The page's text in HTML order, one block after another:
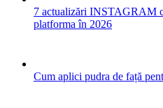
7 actualizări INSTAGRAM
platforma în 2026
Cum aplici pudra de față